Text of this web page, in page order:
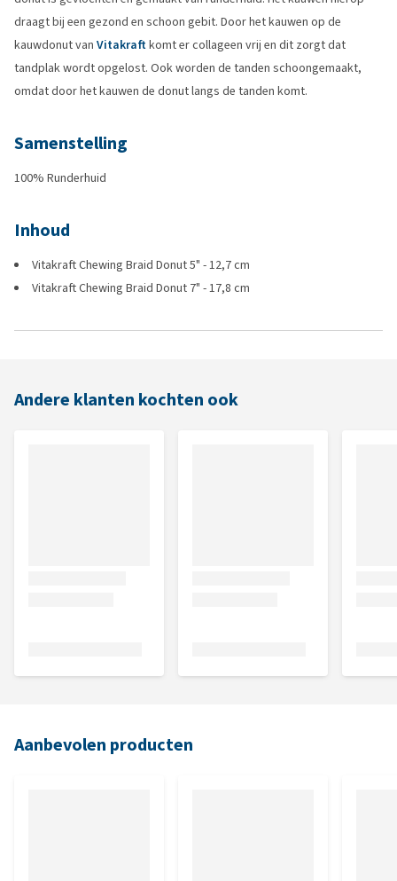
draagt bij een gezond en schoon gebit. Door het kauwen op de
kauwdonut van Vitakraftkomt er collageen vrij en dit zorgt dat
tandplak wordt opgelost. Ook worden de tanden schoongemaakt,
omdat door het kauwen de donut langs de tanden komt.
Samenstelling
100% Runderhuid
Inhoud
Vitakraft Chewing Braid Donut 5" - 12,7 cm
Vitakraft Chewing Braid Donut 7" - 17,8 cm
Andere klanten kochten ook
Aanbevolen producten